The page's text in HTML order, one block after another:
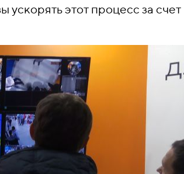
этот процесс за счет